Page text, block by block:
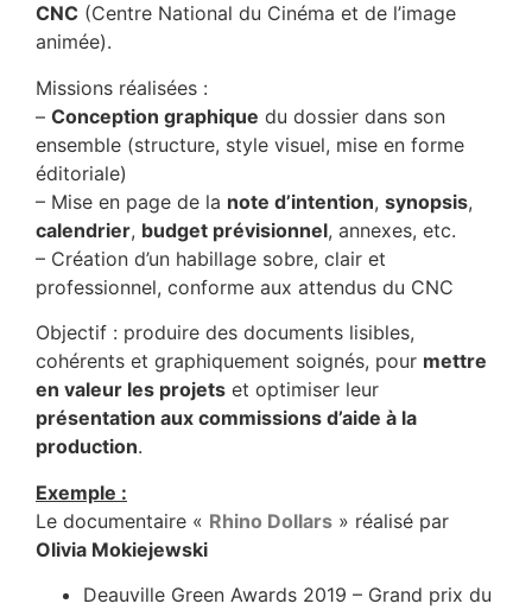
CNC (Centre National du Cinéma et de l’image
animée).
Missions réalisées :
– Conception graphique du dossier dans son
ensemble (structure, style visuel, mise en forme
éditoriale)
– Mise en page de la note d’intention, synopsis,
calendrier, budget prévisionnel, annexes, etc.
– Création d’un habillage sobre, clair et
professionnel, conforme aux attendus du CNC
Objectif : produire des documents lisibles,
cohérents et graphiquement soignés, pour mettre
en valeur les projets et optimiser leur
présentation aux commissions d’aide à la
production.
Exemple :
Le documentaire « Rhino Dollars » réalisé par
Olivia Mokiejewski
Deauville Green Awards 2019 – Grand prix du